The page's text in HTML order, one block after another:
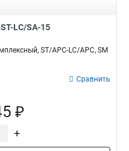
LC/SA-15
ST/APC-LC/APC, SM
Сравнить
₽
+